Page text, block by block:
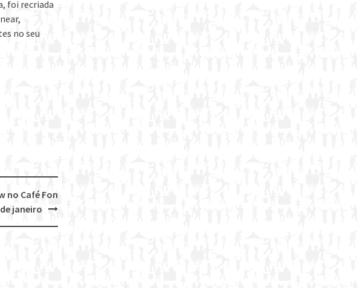
foi recriada
no seu
no Café Fon
janeiro